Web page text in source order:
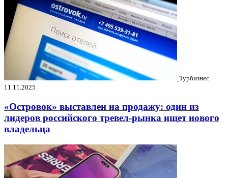
Турбизнес
11.11.2025
«Островок» выставлен на продажу: один из
лидеров российского тревел-рынка ищет нового
владельца